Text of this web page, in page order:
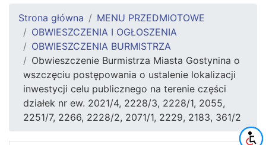
Strona główna
MENU PRZEDMIOTOWE
OBWIESZCZENIA I OGŁOSZENIA
OBWIESZCZENIA BURMISTRZA
Obwieszczenie Burmistrza Miasta Gostynina o
wszczęciu postępowania o ustalenie lokalizacji
inwestycji celu publicznego na terenie części
działek nr ew. 2021/4, 2228/3, 2228/1, 2055,
2251/7, 2266, 2228/2, 2071/1, 2229, 2183, 361/2